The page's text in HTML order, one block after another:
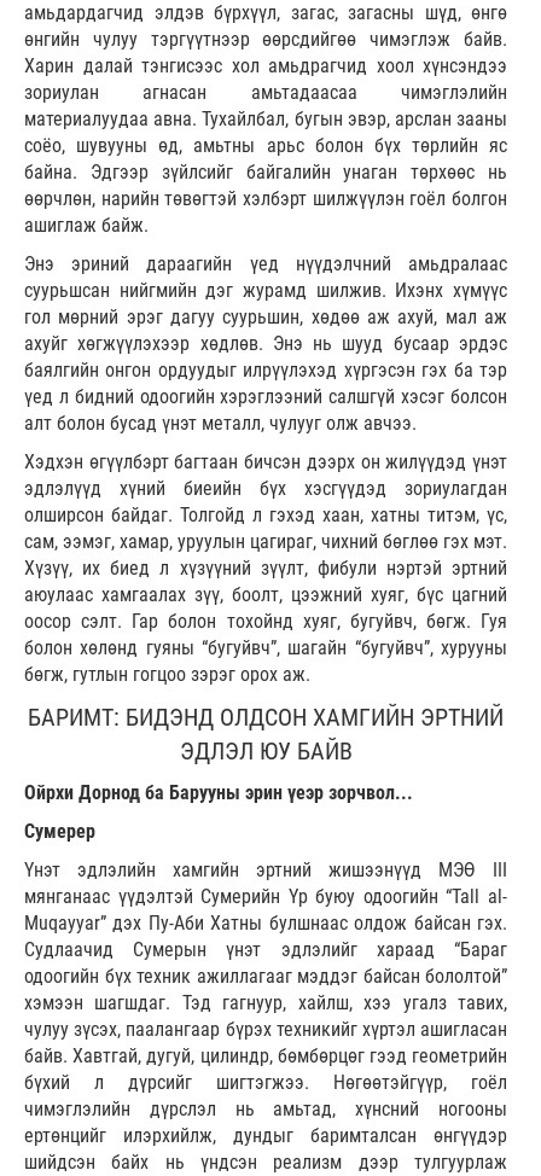
амьдардагчид элдэв бүрхүүл, загас, загасны шүд, өнгө
өнгийн чулуу тэргүүтнээр өөрсдийгөө чимэглэж байв.
Харин далай тэнгисээс хол амьдрагчид хоол хүнсэндээ
зориулан агнасан амьтадаасаа чимэглэлийн
материалуудаа авна. Тухайлбал, бугын эвэр, арслан зааны
соёо, шувууны өд, амьтны арьс болон бүх төрлийн яс
байна. Эдгээр зүйлсийг байгалийн унаган төрхөөс нь
өөрчлөн, нарийн төвөгтэй хэлбэрт шилжүүлэн гоёл болгон
ашиглаж байж.
Энэ эриний дараагийн үед нүүдэлчний амьдралаас
суурьшсан нийгмийн дэг журамд шилжив. Ихэнх хүмүүс
гол мөрний эрэг дагуу суурьшин, хөдөө аж ахуй, мал аж
ахуйг хөгжүүлэхээр хөдлөв. Энэ нь шууд бусаар эрдэс
баялгийн онгон ордуудыг илрүүлэхэд хүргэсэн гэх ба тэр
үед л бидний одоогийн хэрэглээний салшгүй хэсэг болсон
алт болон бусад үнэт металл, чулууг олж авчээ.
Хэдхэн өгүүлбэрт багтаан бичсэн дээрх он жилүүдэд үнэт
эдлэлүүд хүний биеийн бүх хэсгүүдэд зориулагдан
олширсон байдаг. Толгойд л гэхэд хаан, хатны титэм, үс,
сам, ээмэг, хамар, уруулын цагираг, чихний бөглөө гэх мэт.
Хүзүү, их биед л хүзүүний зүүлт, фибули нэртэй эртний
аюулаас хамгаалах зүү, боолт, цээжний хуяг, бүс цагний
оосор сэлт. Гар болон тохойнд хуяг, бугуйвч, бөгж. Гуя
болон хөлөнд гуяны “бугуйвч”, шагайн “бугуйвч”, хурууны
бөгж, гутлын гогцоо зэрэг орох аж.
БАРИМТ: БИДЭНД ОЛДСОН ХАМГИЙН ЭРТНИЙ
ЭДЛЭЛ ЮУ БАЙВ
Ойрхи Дорнод ба Барууны эрин үеэр зорчвол...
Сумерер
Үнэт эдлэлийн хамгийн эртний жишээнүүд МЭӨ III
мянганаас үүдэлтэй Сумерийн Үр буюу одоогийн “Tall al-
Muqayyar” дэх Пу-Аби Хатны булшнаас олдож байсан гэх.
Судлаачид Сумерын үнэт эдлэлийг хараад “Бараг
одоогийн бүх техник ажиллагааг мэддэг байсан бололтой”
хэмээн шагшдаг. Тэд гагнуур, хайлш, хээ угалз тавих,
чулуу зүсэх, паалангаар бүрэх техникийг хүртэл ашигласан
байв. Хавтгай, дугуй, цилиндр, бөмбөрцөг гээд геометрийн
бүхий л дүрсийг шигтэгжээ. Нөгөөтэйгүүр, гоёл
чимэглэлийн дүрслэл нь амьтад, хүнсний ногооны
ертөнцийг илэрхийлж, дундыг баримталсан өнгүүдэр
шийдсэн байх нь үндсэн реализм дээр тулгуурлаж